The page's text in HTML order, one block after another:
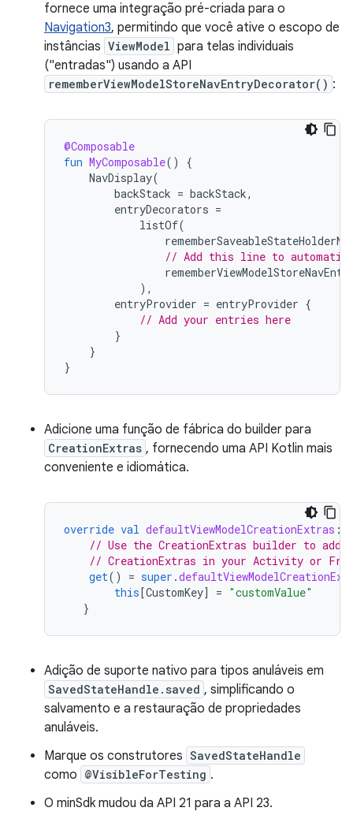
fornece uma integração pré-criada para o
Navigation3, permitindo que você ative o escopo de
instâncias ViewModel para telas individuais
("entradas") usando a API
rememberViewModelStoreNavEntryDecorator() :
@Composable
fun MyComposable()
{
NavDisplay(
backStack = backStack,
entryDecorators =
listOf(
// Add this line to
),
entryProvider = entryProvider {
// Add your entries here
}
}
}
Adicione uma função de fábrica do builder para
CreationExtras , fornecendo uma API Kotlin mais
conveniente e idiomática.
override val defaultViewModelCreationExtras :
// Use the CreationExtras builder to add
// CreationExtras in your Activity or
get() = super .
this[CustomKey] = "customValue"
}
Adição de suporte nativo para tipos anuláveis em
SavedStateHandle.saved , simplificando o
salvamento e a restauração de propriedades
anuláveis.
Marque os construtores SavedStateHandle
como @VisibleForTesting .
O minSdk mudou da API 21 para a API 23.